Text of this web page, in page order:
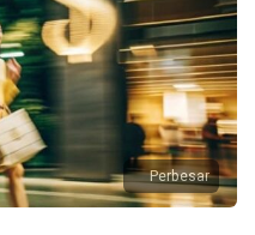
Perbesar